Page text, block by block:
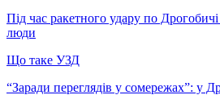
Під час ракетного удару по
люди
Що таке УЗД
“Заради переглядів у сомережах”: у